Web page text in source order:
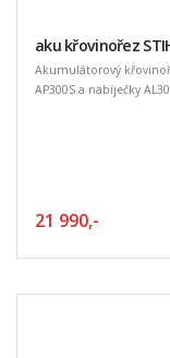
aku křovinořez
Akumulátorový
AP300S a nabíječky
21 990,-